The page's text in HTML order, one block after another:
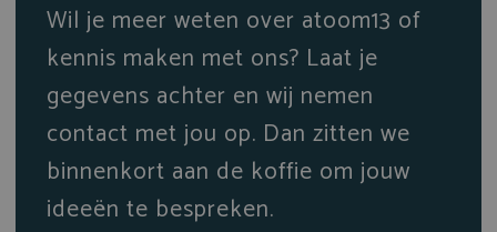
Wil je meer weten over atoom13 of
kennis maken met ons? Laat je
gegevens achter en wij nemen
contact met jou op. Dan zitten we
binnenkort aan de koffie om jouw
ideeën te bespreken.